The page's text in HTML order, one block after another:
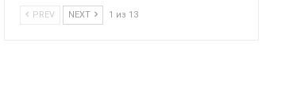
PREV NEXT 1 из 13